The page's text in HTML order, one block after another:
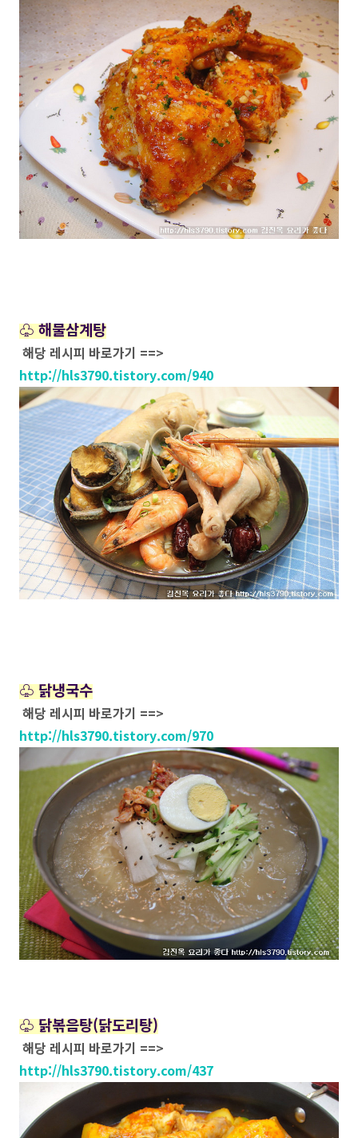
♧ 해물삼계탕
해당 레시피 바로가기 ==>
http://hls3790.tistory.com/940
♧ 닭냉국수
해당 레시피 바로가기 ==>
http://hls3790.tistory.com/970
♧ 닭볶음탕(닭도리탕)
해당 레시피 바로가기 ==>
http://hls3790.tistory.com/437